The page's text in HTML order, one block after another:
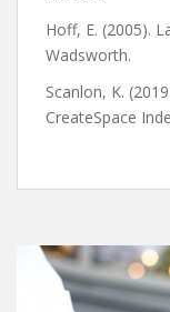
Hoff, E. (2005).
Wadsworth.
Scanlon, K.
CreateSpace